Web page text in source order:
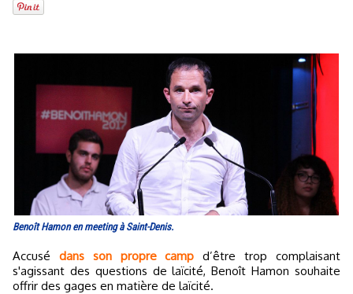
Benoît Hamon en meeting à Saint-Denis.
Accusé dans son propre camp d’être trop complaisant
s'agissant des questions de laïcité, Benoît Hamon souhaite
offrir des gages en matière de laïcité.